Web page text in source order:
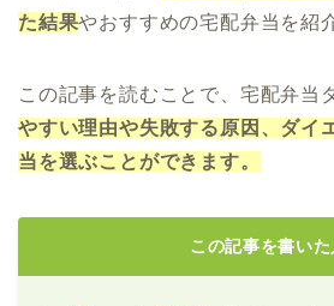
た結果やおすすめの宅配弁当を紹
この記事を読むことで、宅配弁当
やすい理由や失敗する原因、ダイ
当を選ぶことができます。
この記事を書いた